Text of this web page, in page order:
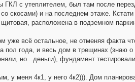
ГКЛ с утеплителем, был там после
скосами) и на последнем этаже.
расположена в подземном
уже всё остальное, не отменяя факта
года, и весь дом в трещинах (знаю
но...деньги), фундамент
меня 4к1, у него 4к2))). Дом